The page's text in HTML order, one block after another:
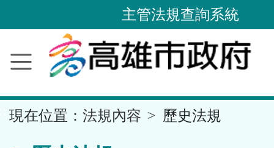
內
容
主管法規查詢系統
現在位置： 法規內容 歷史法規